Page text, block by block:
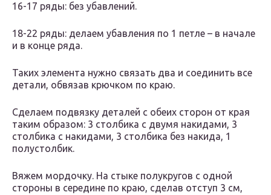
16-17 ряды: без убавлений.
18-22 ряды: делаем убавления по 1 петле – в начале
и в конце ряда.
Таких элемента нужно связать два и соединить все
детали, обвязав крючком по краю.
Сделаем подвязку деталей с обеих сторон от края
таким образом: 3 столбика с двумя накидами, 3
столбика с накидами, 3 столбика без накида, 1
полустолбик.
Вяжем мордочку. На стыке полукругов с одной
стороны в середине по краю, сделав отступ 3 см,